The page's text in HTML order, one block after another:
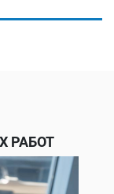
РАБОТ